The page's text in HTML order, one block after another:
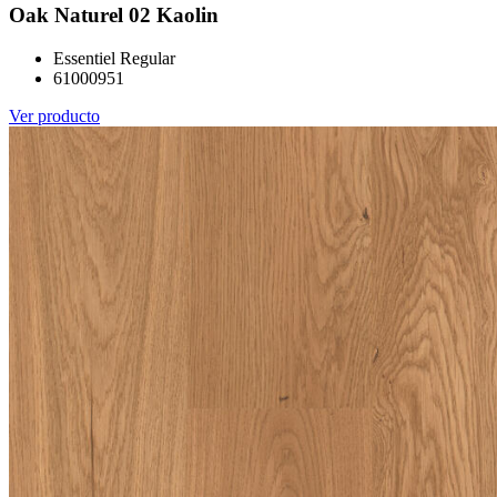
Oak Naturel 02 Kaolin
Essentiel Regular
61000951
Ver producto